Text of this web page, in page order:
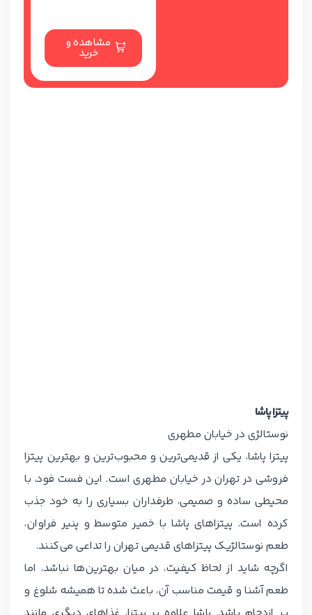
مشاهده و
خرید
پیتزا پاشا
نوستالژی در خیابان مطهری
پیتزا پاشا، یکی از قدیمی‌ترین و محبوب‌ترین و بهترین پیتزا
فروشی در تهران در خیابان مطهری است. این فست فود، با
محیطی ساده و صمیمی، طرفداران بسیاری را به خود جذب
کرده است. پیتزاهای پاشا با خمیر متوسط و پنیر فراوان،
طعم نوستالژیک پیتزاهای قدیمی تهران را تداعی می‌کنند.
اگرچه شاید از لحاظ کیفیت، در میان بهترین‌ها نباشد، اما
طعم آشنا و قیمت مناسب آن، باعث شده تا همیشه شلوغ و